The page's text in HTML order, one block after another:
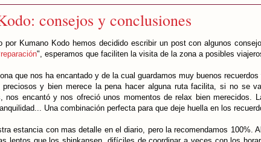
consejos y conclusiones
por Kumano Kodo hemos decidido escribir un post con algunos
", esperamos que faciliten la visita de la zona a posibles
que nos ha encantado y de la cual guardamos muy buenos
preciosos y bien merece la pena hacer alguna ruta facilita, si no se
nos encantó y nos ofreció unos momentos de relax bien merecidos.
Una combinación perfecta para que deje huella en los
estancia con mas detalle en el diario, pero la recomendamos 100%.